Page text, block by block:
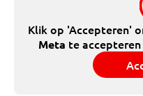
Klik op 'Accepteren'
Meta te